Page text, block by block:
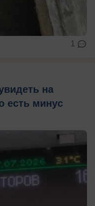
1
на
есть минус